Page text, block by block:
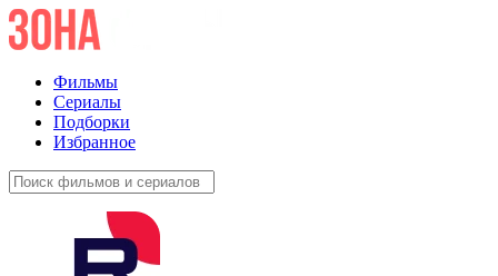
Фильмы
Сериалы
Подборки
Избранное